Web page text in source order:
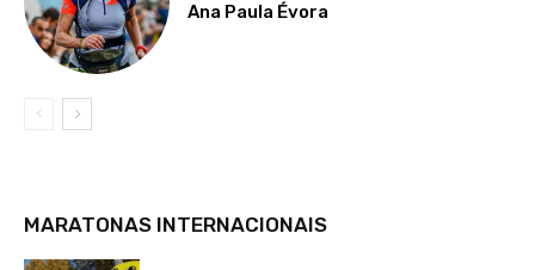
Ana Paula Évora
MARATONAS INTERNACIONAIS